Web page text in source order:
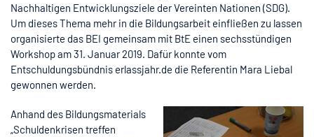
Nachhaltigen Entwicklungsziele der Vereinten Nationen (SDG).
Um dieses Thema mehr in die Bildungsarbeit einfließen zu lassen
organisierte das BEI gemeinsam mit BtE einen sechsstündigen
Workshop am 31. Januar 2019. Dafür konnte vom
Entschuldungsbündnis erlassjahr.de die Referentin Mara Liebal
gewonnen werden.
Anhand des Bildungsmaterials
„Schuldenkrisen treffen